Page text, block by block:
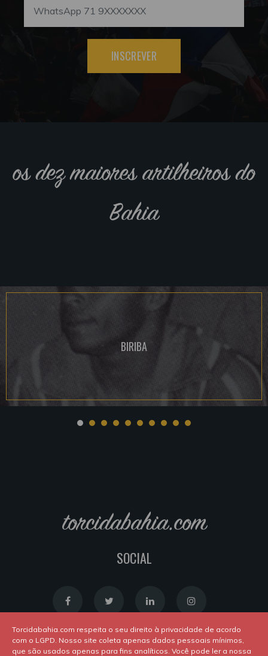
INSCREVER
os dez maiores artilheiros do
Bahia
BIRIBA
torcidabahia.com
SOCIAL
Torcidabahia.com respeita o seu direito à privacidade de acordo
com o LGPD. Nosso site coleta apenas dados pessoais mínimos,
que são usados apenas para fins analíticos. Você pode ler a nossa